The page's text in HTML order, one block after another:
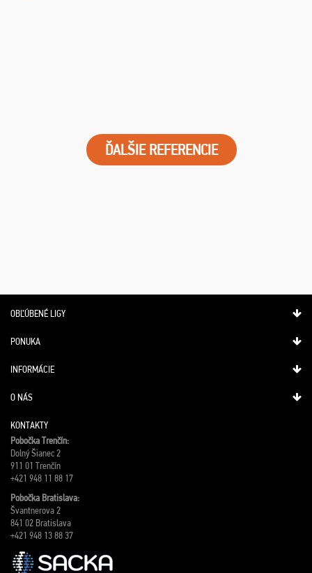
ĎALŠIE REFERENCIE
OBĽÚBENÉ LIGY
PONUKA
INFORMÁCIE
O NÁS
KONTAKTY
Pobočka Trenčín:
Dolný Šianec 2
911 01 Trenčín
+421 948 11 88 17
Pobočka Bratislava:
Švantnerova 2
841 02 Bratislava
+421 948 13 88 37